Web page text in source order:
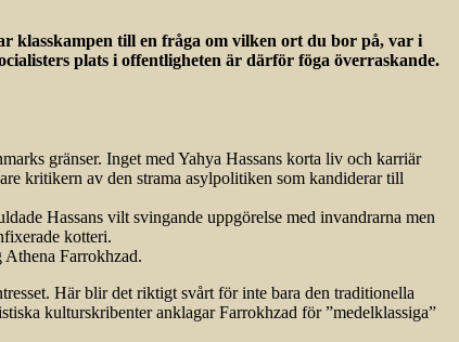
klasskampen till en fråga om vilken ort du bor på, var i
plats i offentligheten är därför föga överraskande.
gränser. Inget med Yahya Hassans korta liv och karriär
kritikern av den strama asylpolitiken som kandiderar till
Hassans vilt svingande uppgörelse med invandrarna men
kotteri.
Athena Farrokhzad.
Här blir det riktigt svårt för inte bara den traditionella
kulturskribenter anklagar Farrokhzad för ”medelklassiga”